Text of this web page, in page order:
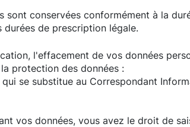
sont conservées conformément à la
de prescription légale.
l'effacement de vos données
protection des données :
qui se substitue au Correspondant
vos données, vous avez le droit de